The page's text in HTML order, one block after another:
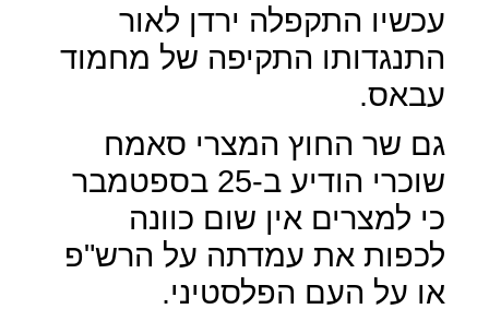
עכשיו התקפלה ירדן לאור
התנגדותו התקיפה של מחמוד
עבאס.
גם שר החוץ המצרי סאמח
שוכרי הודיע ב-25 בספטמבר
כי למצרים אין שום כוונה
לכפות את עמדתה על הרש"פ
או על העם הפלסטיני.